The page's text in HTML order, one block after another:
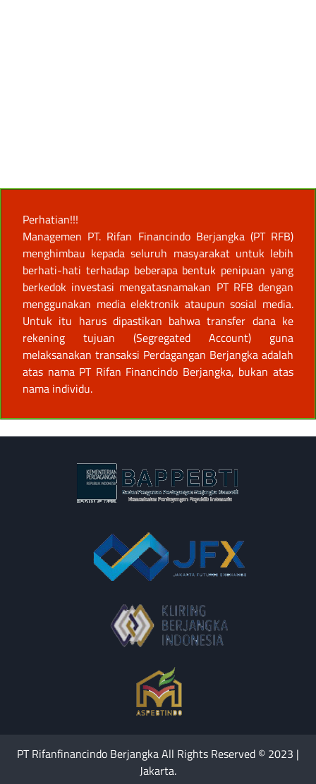
Perhatian!!!
Managemen PT. Rifan Financindo Berjangka (PT RFB)
menghimbau kepada seluruh masyarakat untuk lebih
berhati-hati terhadap beberapa bentuk penipuan yang
berkedok investasi mengatasnamakan PT RFB dengan
menggunakan media elektronik ataupun sosial media.
Untuk itu harus dipastikan bahwa transfer dana ke
rekening tujuan (Segregated Account) guna
melaksanakan transaksi Perdagangan Berjangka adalah
atas nama PT Rifan Financindo Berjangka, bukan atas
nama individu.
PT Rifanfinancindo Berjangka All Rights Reserved © 2023 |
Jakarta.